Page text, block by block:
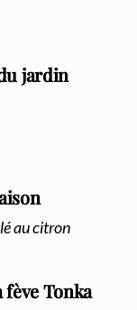
jardin
au citron
Tonka